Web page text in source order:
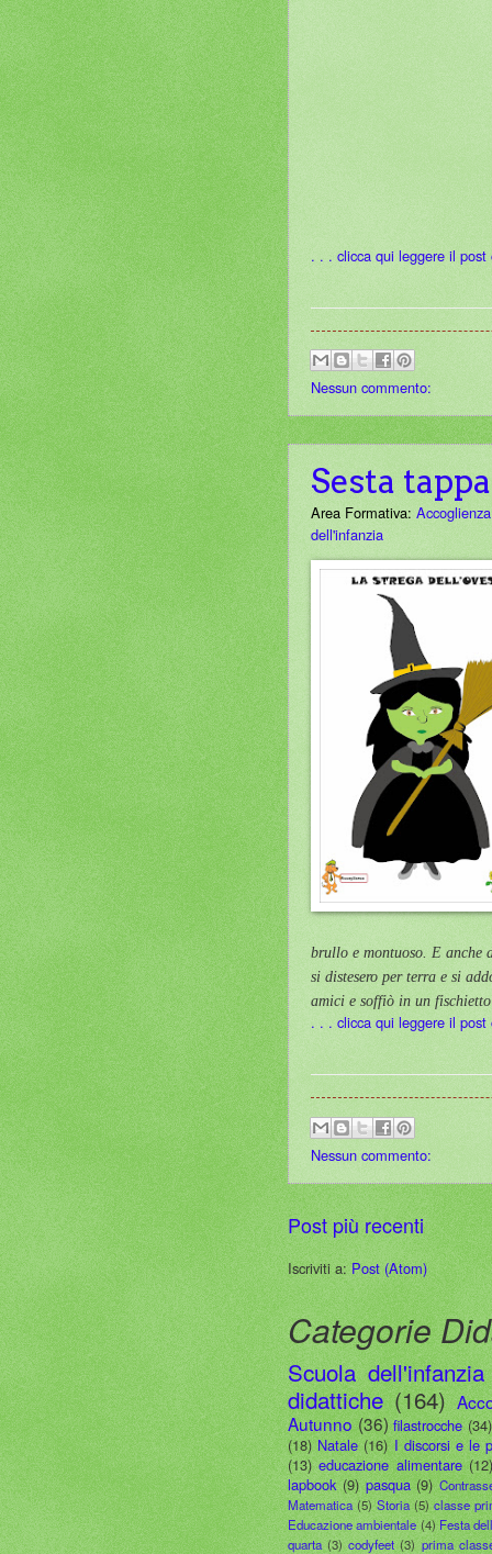
. . . clicca qui leggere il post
Nessun commento:
Sesta
Area Formativa: Accoglienza
dell'infanzia
brullo e montuoso. E anche
si distesero per terra e si
amici e soffiò in un
. . . clicca qui leggere il post
Nessun commento:
Post più recenti
Iscriviti a:Post (Atom)
Categorie
Scuola dell'infanzia
didattiche (164)
Autunno (36) filastrocche (34)
(18) Natale (16) I discorsi e le
(13) educazione alimentare
lapbook (9) pasqua (9)
Matematica (5) Storia (5) classe
Educazione ambientale (4) Festa
quarta (3) codyfeet (3) prima